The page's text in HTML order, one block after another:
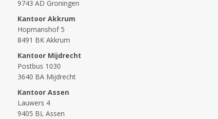
9743 AD Groningen
Kantoor Akkrum
Hopmanshof 5
8491 BK Akkrum
Kantoor Mijdrecht
Postbus 1030
3640 BA Mijdrecht
Kantoor Assen
Lauwers 4
9405 BL Assen